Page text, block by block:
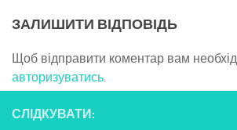
ЗАЛИШИТИ ВІДПОВІДЬ
Щоб відправити коментар вам
авторизуватись.
СЛІДКУВАТИ: